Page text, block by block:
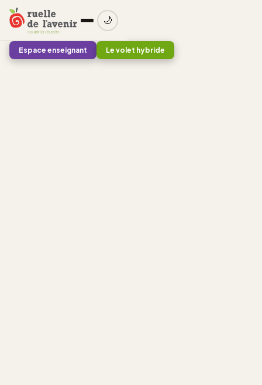
🌙
Espace enseignant Le volet hybride